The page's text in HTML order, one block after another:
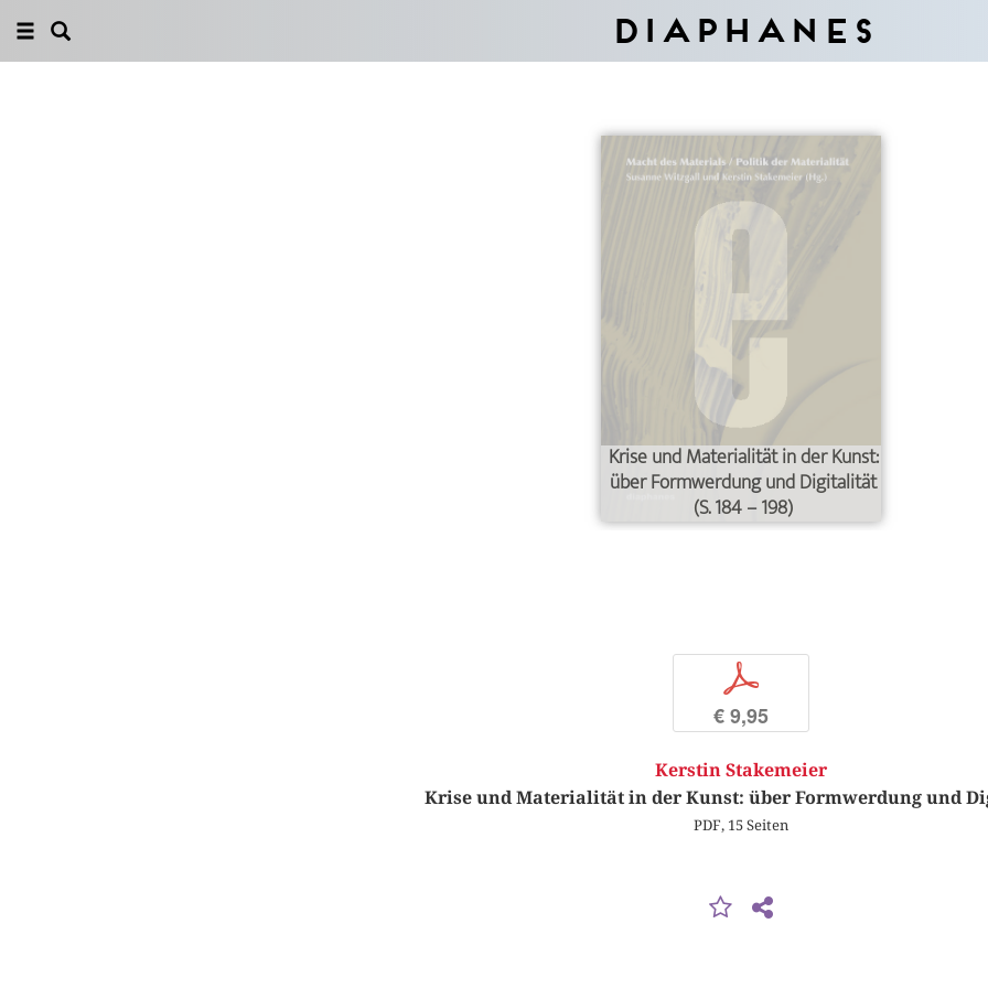
Diaphanes
Krise und Materialität in der Kunst:
über Formwerdung und Digitalität
(S. 184 – 198)
p
€ 9,95
Kerstin Stakemeier
Krise und Materialität in der Kunst: über Formwerdung und
PDF, 15 Seiten